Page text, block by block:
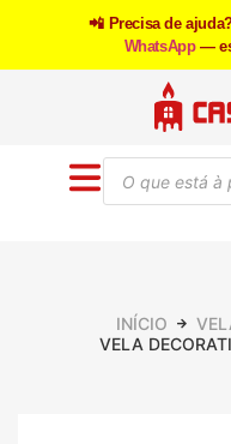
📲 Precisa de
WhatsApp —
INÍCIO
VELA